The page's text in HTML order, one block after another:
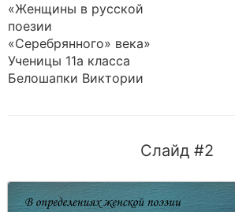
«Женщины в русской
поезии
«Серебрянного» века»
Ученицы 11а класса
Белошапки Виктории
Слайд #2